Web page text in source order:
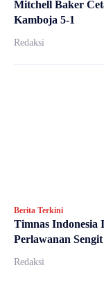
Mitchell Baker
Kamboja 5-1
Redaksi
Berita Terkini
Timnas Indonesia
Perlawanan Sengit
Redaksi